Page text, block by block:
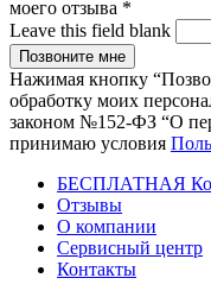
моего отзыва *
Leave this field blank
Нажимая кнопку
обработку моих
законом №152-ФЗ “О
принимаю условия
БЕСПЛАТНАЯ
Отзывы
О компании
Сервисный центр
Контакты